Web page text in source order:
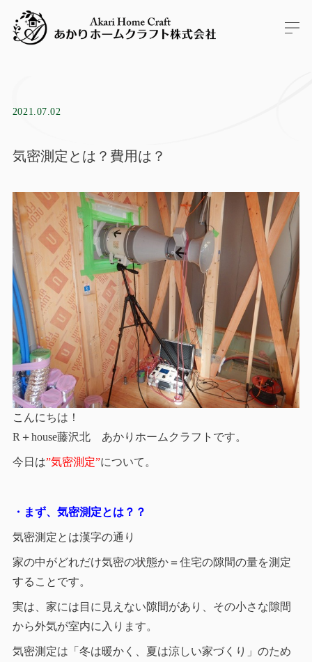
2021.07.02
気密測定とは？費用は？
こんにちは！
R＋house藤沢北 あかりホームクラフトです。
今日は”気密測定”について。
・まず、気密測定とは？？
気密測定とは漢字の通り
家の中がどれだけ気密の状態か＝住宅の隙間の量を測定
することです。
実は、家には目に見えない隙間があり、その小さな隙間
から外気が室内に入ります。
気密測定は「冬は暖かく、夏は涼しい家づくり」のため